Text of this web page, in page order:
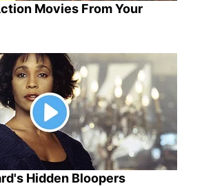
Movies From Your
Hidden Bloopers